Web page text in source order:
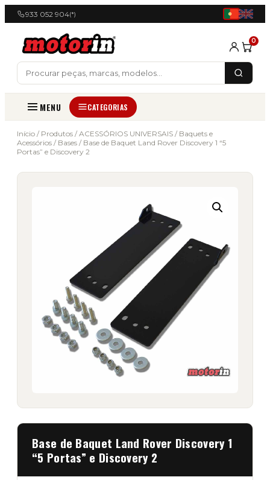
933 052 904(*)
0
MENU CATEGORIAS
Início / Produtos / ACESSÓRIOS UNIVERSAIS / Baquets e
Acessórios / Bases / Base de Baquet Land Rover Discovery 1 “5
Portas” e Discovery 2
Base de Baquet Land Rover Discovery 1
“5 Portas” e Discovery 2